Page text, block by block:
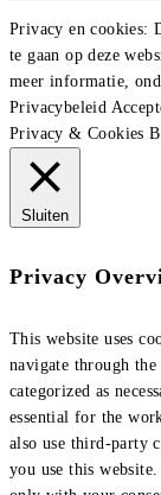
Privacy en cookies:
te gaan op deze
meer informatie,
Privacybeleid
Privacy & Cookies
Sluiten
Privacy
This website uses
navigate through
categorized as
essential for the
also use third-party
you use this